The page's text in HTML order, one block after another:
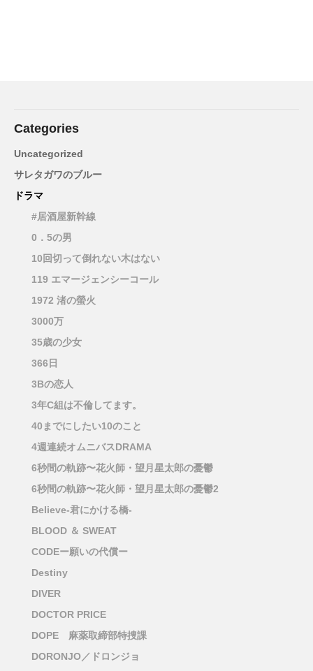
Categories
Uncategorized
サレタガワのブルー
ドラマ
#居酒屋新幹線
0．5の男
10回切って倒れない木はない
119 エマージェンシーコール
1972 渚の螢火
3000万
35歳の少女
366日
3Bの恋人
3年C組は不倫してます。
40までにしたい10のこと
4週連続オムニバスDRAMA
6秒間の軌跡〜花火師・望月星太郎の憂鬱
6秒間の軌跡〜花火師・望月星太郎の憂鬱2
Believe-君にかける橋-
BLOOD ＆ SWEAT
CODEー願いの代償ー
Destiny
DIVER
DOCTOR PRICE
DOPE 麻薬取締部特捜課
DORONJO／ドロンジョ